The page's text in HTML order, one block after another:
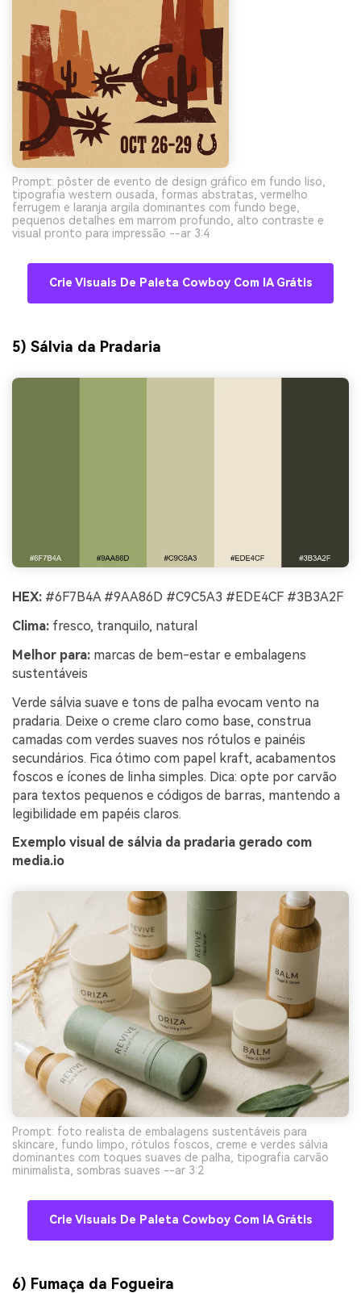
Prompt: pôster de evento de design gráfico em fundo liso,
tipografia western ousada, formas abstratas, vermelho
ferrugem e laranja argila dominantes com fundo bege,
pequenos detalhes em marrom profundo, alto contraste e
visual pronto para impressão --ar 3:4
Crie Visuais De Paleta Cowboy Com IA Grátis
5) Sálvia da Pradaria
HEX: #6F7B4A #9AA86D #C9C5A3 #EDE4CF #3B3A2F
Clima: fresco, tranquilo, natural
Melhor para: marcas de bem-estar e embalagens
sustentáveis
Verde sálvia suave e tons de palha evocam vento na
pradaria. Deixe o creme claro como base, construa
camadas com verdes suaves nos rótulos e painéis
secundários. Fica ótimo com papel kraft, acabamentos
foscos e ícones de linha simples. Dica: opte por carvão
para textos pequenos e códigos de barras, mantendo a
legibilidade em papéis claros.
Exemplo visual de sálvia da pradaria gerado com
media.io
Prompt: foto realista de embalagens sustentáveis para
skincare, fundo limpo, rótulos foscos, creme e verdes sálvia
dominantes com toques suaves de palha, tipografia carvão
minimalista, sombras suaves --ar 3:2
Crie Visuais De Paleta Cowboy Com IA Grátis
6) Fumaça da Fogueira